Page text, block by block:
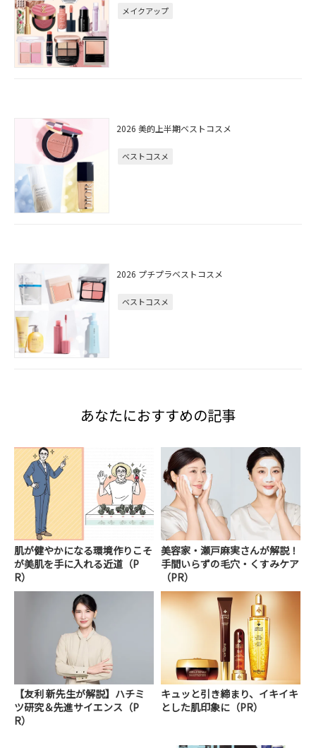
メイクアップ
2026 美的上半期ベストコスメ
ベストコスメ
2026 プチプラベストコスメ
ベストコスメ
あなたにおすすめの記事
肌が健やかになる環境作りこそ
が美肌を手に入れる近道（P
R）
美容家・瀬戸麻実さんが解説！
手間いらずの毛穴・くすみケア
（PR）
【友利 新先生が解説】ハチミ
ツ研究＆先進サイエンス（P
R）
キュッと引き締まり、イキイキ
とした肌印象に（PR）